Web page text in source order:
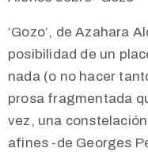
‘Gozo’, de Azahara
posibilidad de un
nada (o no hacer
prosa fragmentada
vez, una
afines -de Georges